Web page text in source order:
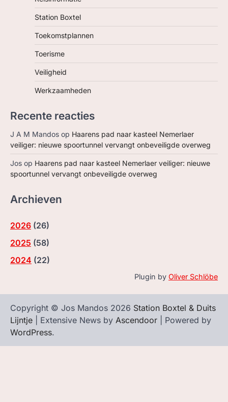
Station Boxtel
Toekomstplannen
Toerisme
Veiligheid
Werkzaamheden
Recente reacties
J A M Mandos op Haarens pad naar kasteel Nemerlaer
veiliger: nieuwe spoortunnel vervangt onbeveiligde overweg
Jos op Haarens pad naar kasteel Nemerlaer veiliger: nieuwe
spoortunnel vervangt onbeveiligde overweg
Archieven
2026 (26)
2025 (58)
2024 (22)
Plugin by Oliver Schlöbe
Copyright © Jos Mandos 2026 Station Boxtel & Duits
Lijntje | Extensive News by Ascendoor | Powered by
WordPress.